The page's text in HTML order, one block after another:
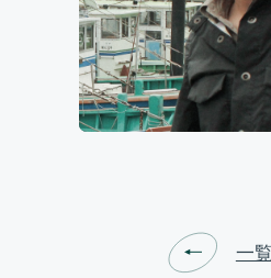
社会実装
トピッ
一